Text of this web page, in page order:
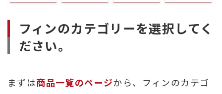
交
率
フィンのカテゴリーを選択してく
ださい。
まずは商品一覧のページから、フィンのカテゴ